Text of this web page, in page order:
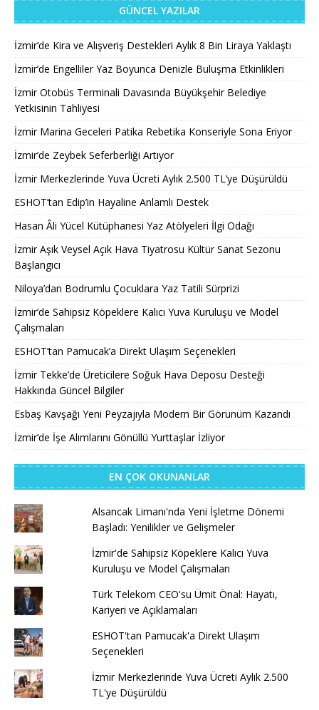
GÜNCEL YAZILAR
İzmir’de Kira ve Alışveriş Destekleri Aylık 8 Bin Liraya Yaklaştı
İzmir’de Engelliler Yaz Boyunca Denizle Buluşma Etkinlikleri
İzmir Otobüs Terminali Davasında Büyükşehir Belediye
Yetkisinin Tahliyesi
İzmir Marina Geceleri Patika Rebetika Konseriyle Sona Eriyor
İzmir’de Zeybek Seferberliği Artıyor
İzmir Merkezlerinde Yuva Ücreti Aylık 2.500 TL’ye Düşürüldü
ESHOT’tan Edip’in Hayaline Anlamlı Destek
Hasan Âli Yücel Kütüphanesi Yaz Atölyeleri İlgi Odağı
İzmir Aşık Veysel Açık Hava Tiyatrosu Kültür Sanat Sezonu
Başlangıcı
Niloya’dan Bodrumlu Çocuklara Yaz Tatili Sürprizi
İzmir’de Sahipsiz Köpeklere Kalıcı Yuva Kuruluşu ve Model
Çalışmaları
ESHOT’tan Pamucak’a Direkt Ulaşım Seçenekleri
İzmir Tekke’de Üreticilere Soğuk Hava Deposu Desteği
Hakkında Güncel Bilgiler
Esbaş Kavşağı Yeni Peyzajıyla Modern Bir Görünüm Kazandı
İzmir’de İşe Alımlarını Gönüllü Yurttaşlar İzliyor
EN ÇOK OKUNANLAR
Alsancak Limanı'nda Yeni İşletme Dönemi
Başladı: Yenilikler ve Gelişmeler
İzmir'de Sahipsiz Köpeklere Kalıcı Yuva
Kuruluşu ve Model Çalışmaları
Türk Telekom CEO'su Ümit Önal: Hayatı,
Kariyeri ve Açıklamaları
ESHOT'tan Pamucak'a Direkt Ulaşım
Seçenekleri
İzmir Merkezlerinde Yuva Ücreti Aylık 2.500
TL'ye Düşürüldü